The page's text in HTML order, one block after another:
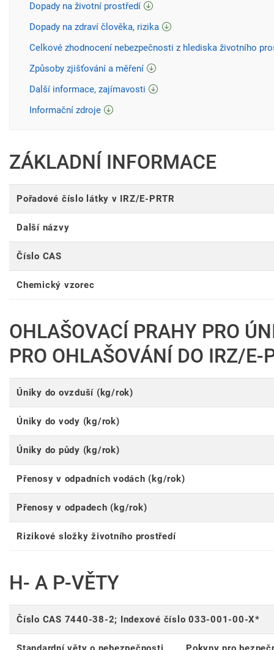
Dopady na životní prostředí
Dopady na zdraví člověka, rizika
Celkové zhodnocení nebezpečnosti z hlediska životního
Způsoby zjišťování a měření
Další informace, zajímavosti
Informační zdroje
ZÁKLADNÍ INFORMACE
Pořadové číslo látky v IRZ/E-PRTR
Další názvy
Číslo CAS
Chemický vzorec
OHLAŠOVACÍ PRAHY PRO
PRO OHLAŠOVÁNÍ DO IRZ/E-
Úniky do ovzduší (kg/rok)
Úniky do vody (kg/rok)
Úniky do půdy (kg/rok)
Přenosy v odpadních vodách (kg/rok)
Přenosy v odpadech (kg/rok)
Rizikové složky životního prostředí
H- A P-VĚTY
Číslo CAS 7440-38-2; Indexové číslo 033-001-00-X*